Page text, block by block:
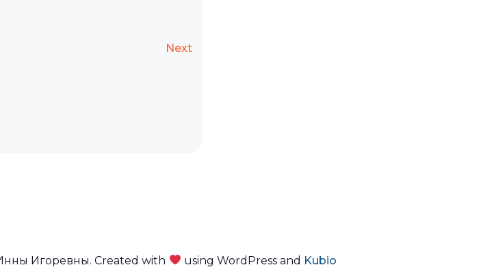
Next
Игоревны. Created with using WordPress and Kubio